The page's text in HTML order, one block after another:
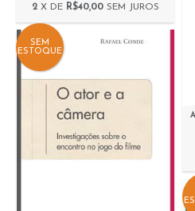
2 X DE R$40,00 SEM JUROS
SEM
ESTOQUE